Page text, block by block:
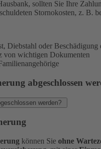
sollten Sie Ihre
Stornokosten, z. B.
Diebstahl oder Beschädigung
von wichtigen Dokumenten
abgeschlossen
werden?
können Sie ohne